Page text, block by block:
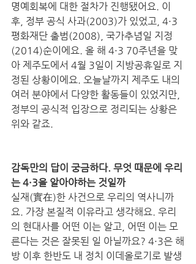
명예회복에 대한 절차가 진행됐어요. 이
후, 정부 공식 사과(2003)가 있었고, 4·3
평화재단 출범(2008), 국가추념일 지정
(2014)순이에요. 올 해 4·3 70주년을 맞
아 제주도에서 4월 3일이 지방공휴일로 지
정된 상황이에요. 오늘날까지 제주도 내의
여러 분야에서 다양한 활동들이 있었지만,
정부의 공식적 입장으로 정리되는 상황은
위와 같죠.
감독만의 답이 궁금하다. 무엇 때문에 우리
는 4·3을 알아야하는 것일까
실재(實在)한 사건으로 우리의 역사니까
요. 가장 본질적 이유라고 생각해요. 우리
의 현대사를 어떤 이는 알고, 어떤 이는 모
른다는 것은 잘못된 일 아닐까요? 4·3은 해
방 이후 한반도 내 정치 이데올로기로 발생